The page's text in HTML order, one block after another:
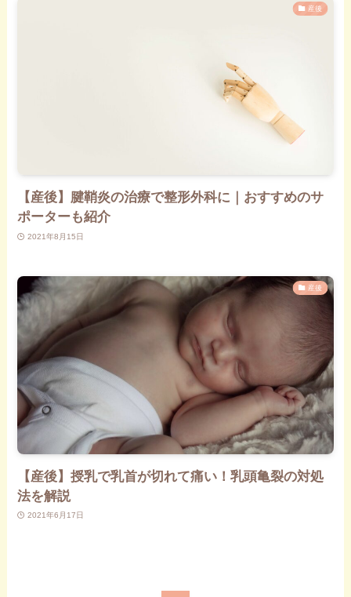
産後
【産後】腱鞘炎の治療で整形外科に｜おすすめのサ
ポーターも紹介
2021年8月15日
産後
【産後】授乳で乳首が切れて痛い！乳頭亀裂の対処
法を解説
2021年6月17日